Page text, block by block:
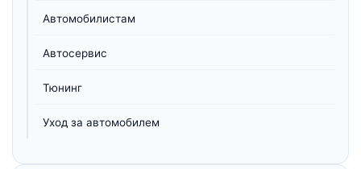
Автомобилистам
Автосервис
Тюнинг
Уход за автомобилем